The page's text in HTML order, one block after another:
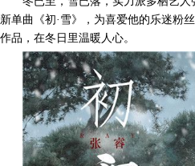
新单曲《初 ·雪》，为喜爱他的乐迷粉
作品，在冬日里温暖人心。